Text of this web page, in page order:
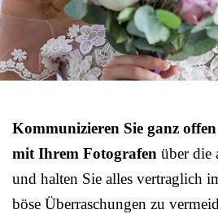
Kommunizieren Sie ganz
mit Ihrem Fotografen über die
und halten Sie alles vertraglich
böse Überraschungen zu